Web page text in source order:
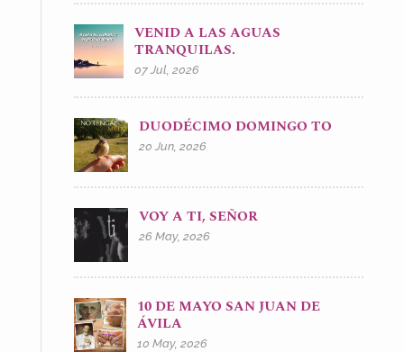
VENID A LAS AGUAS
TRANQUILAS.
07 Jul, 2026
DUODÉCIMO DOMINGO TO
20 Jun, 2026
VOY A TI, SEÑOR
26 May, 2026
10 DE MAYO SAN JUAN DE
ÁVILA
10 May, 2026